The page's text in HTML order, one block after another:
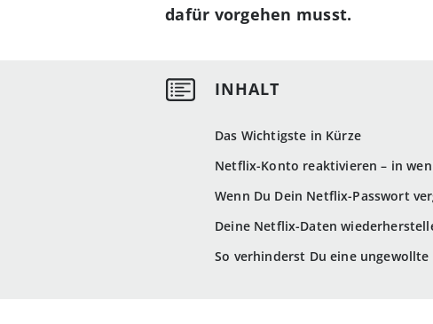
Das Wichtigste in Kürze
Netflix-Konto reaktivieren – in
Wenn Du Dein Netflix-Passwort
Deine Netflix-Daten
So verhinderst Du eine
dafür vorgehen musst.